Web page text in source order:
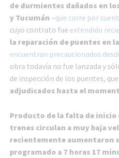
de durmientes dañados en
y Tucumán –que corre por
cuyo contrato fue extendido
la reparación de puentes en
encuentran precaucionados
obra todavía no fue lanzada y
de inspección de los puentes, que
adjudicados hasta el
Producto de la falta de inicio
trenes circulan a muy baja
recientemente aumentaron
programado a 7 horas 17